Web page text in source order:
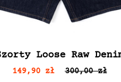
Loose Raw
149,90 zł 300,00 zł